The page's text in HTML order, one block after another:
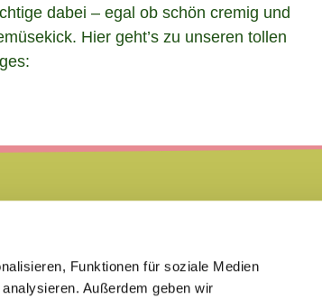
Funktionen für soziale Medien
Außerdem geben wir
dabei – egal ob schön cremig und
Hier geht’s zu unseren tollen
FAQ KONTAKT IMPRESSUM